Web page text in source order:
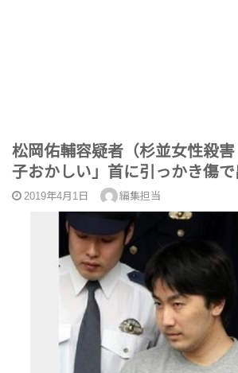
松岡佑輔容疑者（杉並女性殺
子おかしい」首に引っかき傷
2019年4月1日 編集担当